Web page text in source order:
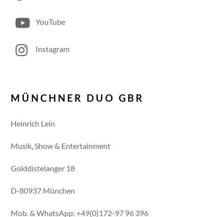
YouTube
Instagram
MÜNCHNER DUO GBR
Heinrich Lein
Musik, Show & Entertainment
Golddistelanger 18
D-80937 München
Mob. & WhatsApp: +49(0)172-97 96 396